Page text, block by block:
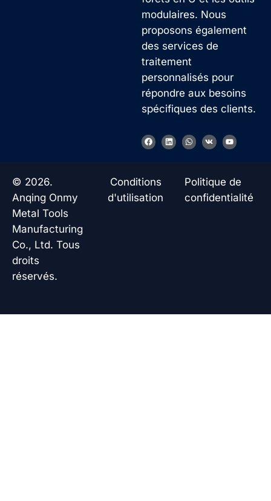
modulaires. Nous
proposons également
des services de
traitement
personnalisés pour
répondre aux besoins
spécifiques des clients.
F
a
o
k
L
i
W
h
a
p
V
k
Y
o
e
© 2026.
Anqing Onmy
Metal Tools
Manufacturing
Co., Ltd. Tous
droits
réservés.
Conditions
d'utilisation
Politique de
confidentialité